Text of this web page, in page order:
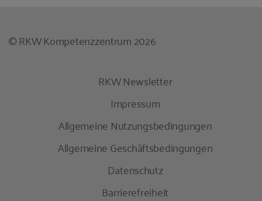
© RKW Kompetenzzentrum 2026
RKW Newsletter
Impressum
Allgemeine Nutzungsbedingungen
Allgemeine Geschäftsbedingungen
Datenschutz
Barrierefreiheit